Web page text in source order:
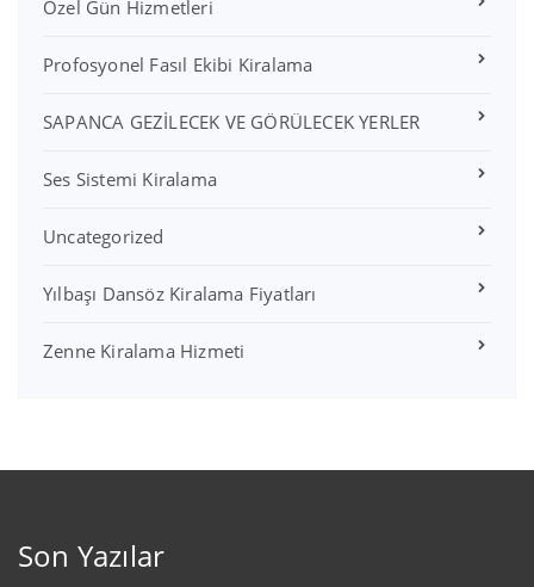
Özel Gün Hizmetleri
Profosyonel Fasıl Ekibi Kiralama
SAPANCA GEZİLECEK VE GÖRÜLECEK YERLER
Ses Sistemi Kiralama
Uncategorized
Yılbaşı Dansöz Kiralama Fiyatları
Zenne Kiralama Hizmeti
Son Yazılar